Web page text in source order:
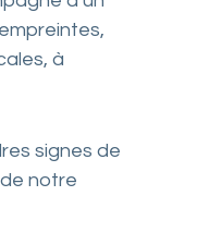
à
signes de
notre